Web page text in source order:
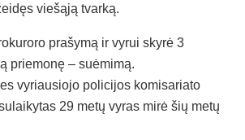
viešąją tvarką.
prašymą ir vyrui skyrė 3
priemonę – suėmimą.
vyriausiojo policijos komisariato
29 metų vyras mirė šių metų